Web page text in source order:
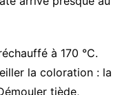
à 170 °C.
la coloration : la
tiède,